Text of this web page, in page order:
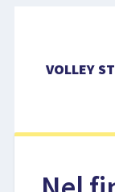
VOLLEY